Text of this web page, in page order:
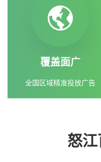
覆盖面广
全国区域精准投放广告
怒